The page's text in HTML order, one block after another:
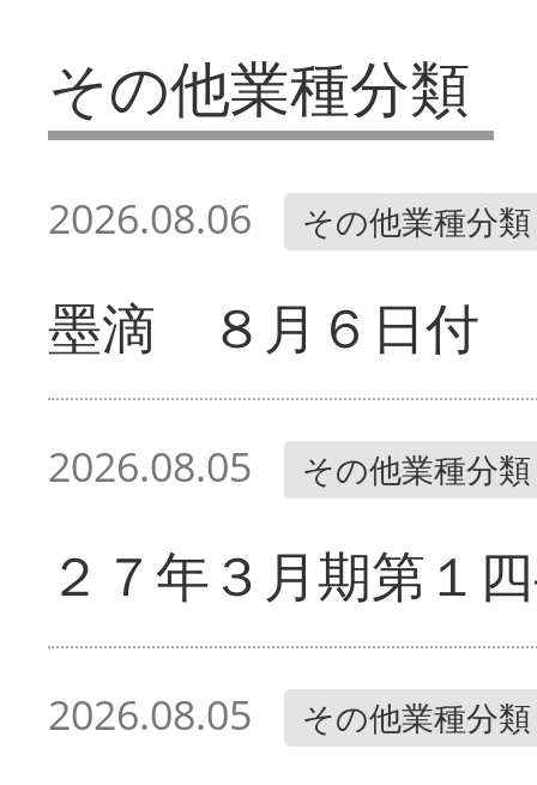
その他業種分類
2026.08.06 その他業種分類
墨滴 ８月６日付
2026.08.05 その他業種分類
２７年３月期第１
2026.08.05 その他業種分類